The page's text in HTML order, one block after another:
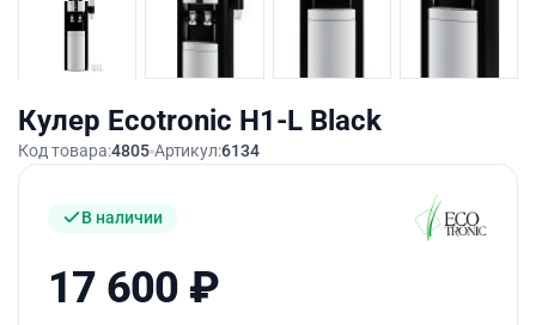
Кулер Ecotronic H1-L Black
Код товара:4805 Артикул:6134
В наличии
17 600 ₽